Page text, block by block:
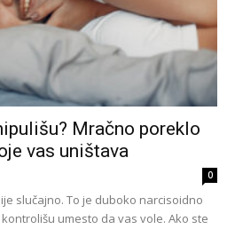
Mračno poreklo
vas uništava
0
slučajno. To je duboko narcisoidno
umesto da vas vole. Ako ste